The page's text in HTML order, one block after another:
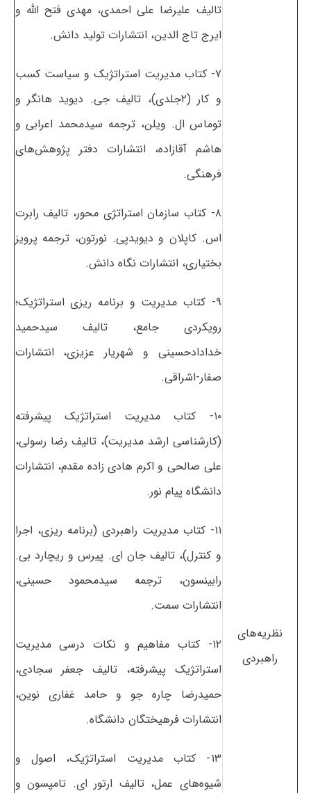
ﻧﻈﺮﻳﻪﻫﺎی
راﻫﺒﺮدی
تالیف علیرضا علی احمدی، مهدی فتح الله و
ایرج تاج الدین، انتشارات تولید دانش.
۷- کتاب مدیریت استراتژیک و سیاست کسب
و کار (۲جلدی)، تالیف جی. دیوید هانگر و
توماس ال. ویلن، ترجمه سیدمحمد اعرابی و
هاشم آقازاده، انتشارات دفتر پژوهش‌های
فرهنگی.
۸- کتاب سازمان استراتژی محور، تالیف رابرت
اس. کاپلان و دیویدپی. نورتون، ترجمه پرویز
بختیاری، انتشارات نگاه دانش.
۹- کتاب مدیریت و برنامه ریزی استراتژیک؛
رویکردی جامع، تالیف سیدحمید
خدادادحسینی و شهریار عزیزی، انتشارات
صفار-اشراقی.
۱۰- کتاب مدیریت استراتژیک پیشرفته
(کارشناسی ارشد مدیریت)، تالیف رضا رسولی،
علی صالحی و اکرم هادی زاده مقدم، انتشارات
دانشگاه پیام نور.
۱۱- کتاب مدیریت راهبردی (برنامه ریزی، اجرا
و کنترل)، تالیف جان ای. پیرس و ریچارد بی.
رابینسون، ترجمه سیدمحمود حسینی،
انتشارات سمت.
۱۲- کتاب مفاهیم و نکات درسی مدیریت
استراتژیک پیشرفته، تالیف جعفر سجادی،
حمیدرضا چاره جو و حامد غفاری نوین،
انتشارات فرهیختگان دانشگاه.
۱۳- کتاب مدیریت استراتژیک، اصول و
شیوه‌های عمل، تالیف ارتور ای. تامپسون و